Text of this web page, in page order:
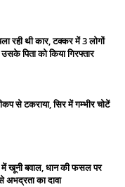
रही थी कार, टक्कर में 3 लोगों
पिता को किया गिरफ्तार
से टकराया, सिर में गम्भीर चोटें
में खूनी बवाल, धान की फसल पर
का दावा